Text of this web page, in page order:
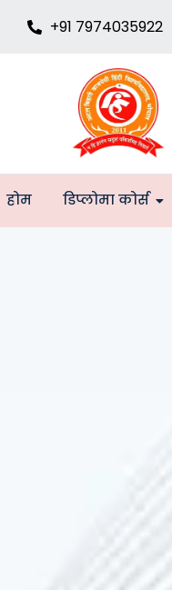
+91 7974035922
होम डिप्लोमा कोर्स